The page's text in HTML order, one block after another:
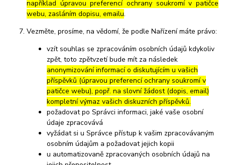
například úpravou preferencí ochrany soukromí v patičce
webu, zasláním dopisu, emailu.
Vezměte, prosíme, na vědomí, že podle Nařízení máte právo:
vzít souhlas se zpracováním osobních údajů kdykoliv
zpět, toto zpětvzetí bude mít za následek
anonymizování informací o diskutujícím u vašich
příspěvků (úpravou preferencí ochrany soukromí v
patičce webu), popř. na slovní žádost (dopis, email)
kompletní výmaz vašich diskuzních příspěvků.
požadovat po Správci informaci, jaké vaše osobní
údaje zpracovává
vyžádat si u Správce přístup k vašim zpracovávaným
osobním údajům a požadovat jejich kopii
u automatizovaně zpracovaných osobních údajů na